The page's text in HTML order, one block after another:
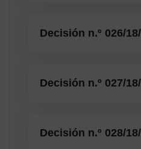
Decisión n.º 026/
Decisión n.º 027/
Decisión n.º 028/